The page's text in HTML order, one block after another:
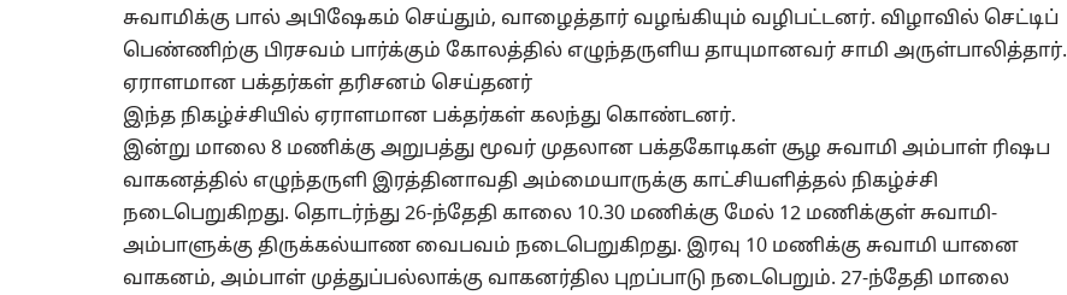
சுவாமிக்கு பால் அபிஷேகம் செய்தும், வாழைத்தார் வழங்கியும் வழிபட்டனர். விழாவில் செட்டிப்
பெண்ணிற்கு பிரசவம் பார்க்கும் கோலத்தில் எழுந்தருளிய தாயுமானவர் சாமி அருள்பாலித்தார்.
ஏராளமான பக்தர்கள் தரிசனம் செய்தனர்
இந்த நிகழ்ச்சியில் ஏராளமான பக்தர்கள் கலந்து கொண்டனர்.
இன்று மாலை 8 மணிக்கு அறுபத்து மூவர் முதலான பக்தகோடிகள் சூழ சுவாமி அம்பாள் ரிஷப
வாகனத்தில் எழுந்தருளி இரத்தினாவதி அம்மையாருக்கு காட்சியளித்தல் நிகழ்ச்சி
நடைபெறுகிறது. தொடர்ந்து 26-ந்தேதி காலை 10.30 மணிக்கு மேல் 12 மணிக்குள் சுவாமி-
அம்பாளுக்கு திருக்கல்யாண வைபவம் நடைபெறுகிறது. இரவு 10 மணிக்கு சுவாமி யானை
வாகனம், அம்பாள் முத்துப்பல்லாக்கு வாகனர்தில புறப்பாடு நடைபெறும். 27-ந்தேதி மாலை